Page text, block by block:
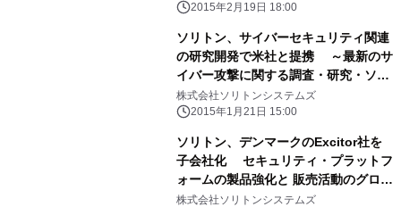
運用管理ポリシーを強化
2015年2月19日 18:00
ソリトン、サイバーセキュリティ関連
の研究開発で米社と提携 ～最新のサ
イバー攻撃に関する調査・研究・ソリ
ューション開発に着手～
株式会社ソリトンシステムズ
2015年1月21日 15:00
ソリトン、デンマークのExcitor社を
子会社化 セキュリティ・プラットフ
ォームの製品強化と 販売活動のグロー
バル化を目指す
株式会社ソリトンシステムズ